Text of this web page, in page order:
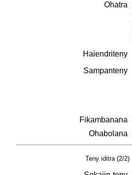
Ohatra
Haiendriteny
Sampanteny
Fikambanana
Ohabolana
Teny iditra (2/2)